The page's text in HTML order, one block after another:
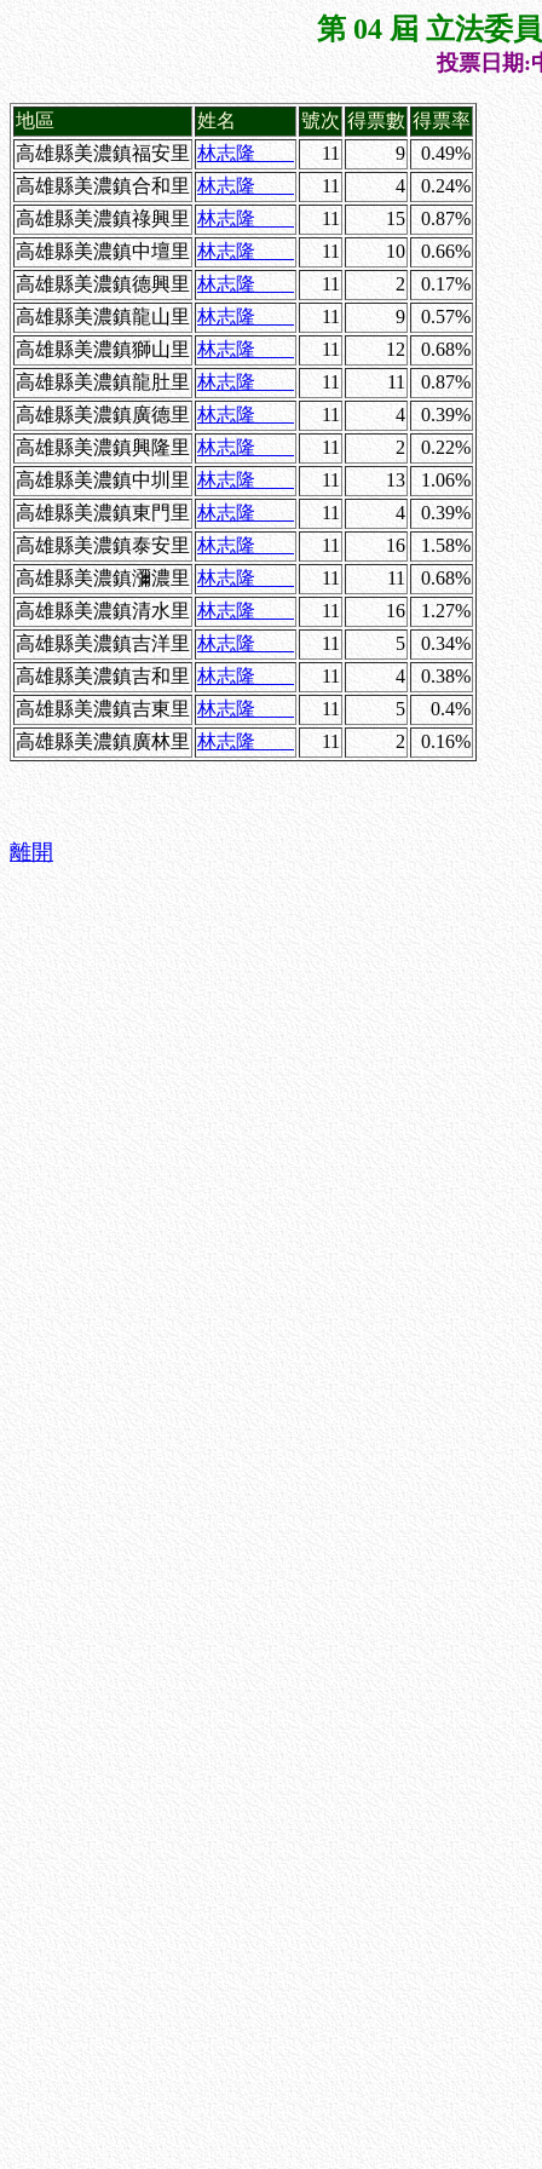
第 04 屆 立法委
投票日期:
地區 姓名 號次 得票數 得票率
高雄縣美濃鎮福安里 林志隆 11 9
0.49%
高雄縣美濃鎮合和里 林志隆 11 4
0.24%
高雄縣美濃鎮祿興里 林志隆 11 15
0.87%
高雄縣美濃鎮中壇里 林志隆 11 10
0.66%
高雄縣美濃鎮德興里 林志隆 11 2
0.17%
高雄縣美濃鎮龍山里 林志隆 11 9
0.57%
高雄縣美濃鎮獅山里 林志隆 11 12
0.68%
高雄縣美濃鎮龍肚里 林志隆 11 11
0.87%
高雄縣美濃鎮廣德里 林志隆 11 4
0.39%
高雄縣美濃鎮興隆里 林志隆 11 2
0.22%
高雄縣美濃鎮中圳里 林志隆 11 13
1.06%
高雄縣美濃鎮東門里 林志隆 11 4
0.39%
高雄縣美濃鎮泰安里 林志隆 11 16
1.58%
高雄縣美濃鎮瀰濃里 林志隆 11 11
0.68%
高雄縣美濃鎮清水里 林志隆 11 16
1.27%
高雄縣美濃鎮吉洋里 林志隆 11 5
0.34%
高雄縣美濃鎮吉和里 林志隆 11 4
0.38%
高雄縣美濃鎮吉東里 林志隆 11 5
0.4%
高雄縣美濃鎮廣林里 林志隆 11 2 0.16%
離開